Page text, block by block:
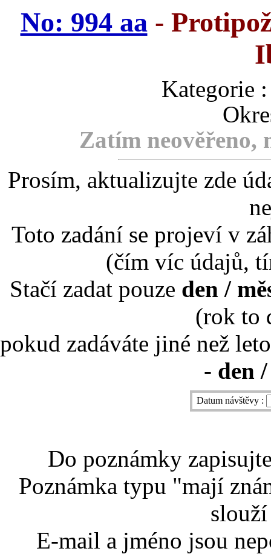
No: 994 aa-
Kategorie
Zatím
Prosím, aktualizujte zde
Toto zadání se projeví v
(čím víc údajů,
Stačí zadat pouze den /
(rok to
pokud zadáváte jiné než
- den
Datum návštěvy :
Do poznámky
Poznámka typu "mají
E-mail a jméno jsou